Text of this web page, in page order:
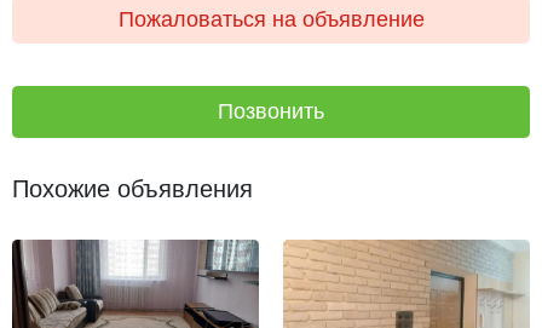
Пожаловаться на объявление
Позвонить
Похожие объявления